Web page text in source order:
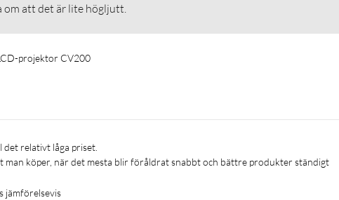
lumen
om att det är lite högljutt.
projektor CV200
man köper, när det mesta blir föråldrat snabbt och bättre produkter ständigt
jämförelsevis